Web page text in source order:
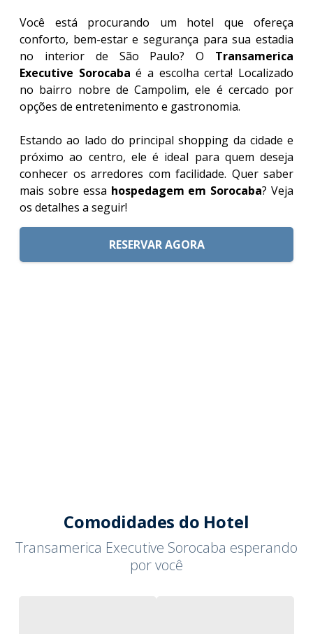
Você está procurando um hotel que ofereça
conforto, bem-estar e segurança para sua estadia
no interior de São Paulo? O Transamerica
Executive Sorocaba é a escolha certa! Localizado
no bairro nobre de Campolim, ele é cercado por
opções de entretenimento e gastronomia.
Estando ao lado do principal shopping da cidade e
próximo ao centro, ele é ideal para quem deseja
conhecer os arredores com facilidade. Quer saber
mais sobre essa hospedagem em Sorocaba? Veja
os detalhes a seguir!
RESERVAR AGORA
Comodidades do Hotel
Transamerica Executive Sorocaba esperando
por você